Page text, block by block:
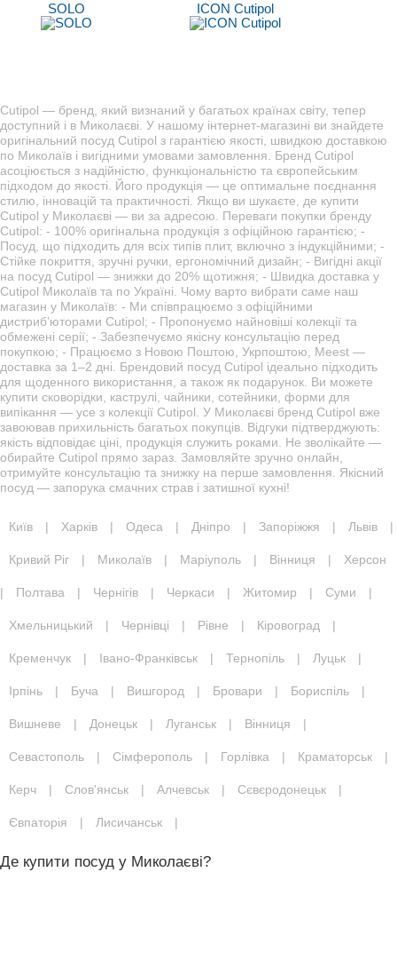
SOLO ICON Cutipol
Cutipol — бренд, який визнаний у багатьох країнах світу, тепер
доступний і в Миколаєві. У нашому інтернет-магазині ви знайдете
оригінальний посуд Cutipol з гарантією якості, швидкою доставкою
по Миколаїв і вигідними умовами замовлення. Бренд Cutipol
асоціюється з надійністю, функціональністю та європейським
підходом до якості. Його продукція — це оптимальне поєднання
стилю, інновацій та практичності. Якщо ви шукаєте, де купити
Cutipol у Миколаєві — ви за адресою. Переваги покупки бренду
Cutipol: - 100% оригінальна продукція з офіційною гарантією; -
Посуд, що підходить для всіх типів плит, включно з індукційними; -
Стійке покриття, зручні ручки, ергономічний дизайн; - Вигідні акції
на посуд Cutipol — знижки до 20% щотижня; - Швидка доставка у
Cutipol Миколаїв та по Україні. Чому варто вибрати саме наш
магазин у Миколаїв: - Ми співпрацюємо з офіційними
дистриб’юторами Cutipol; - Пропонуємо найновіші колекції та
обмежені серії; - Забезпечуємо якісну консультацію перед
покупкою; - Працюємо з Новою Поштою, Укрпоштою, Meest —
доставка за 1–2 дні. Брендовий посуд Cutipol ідеально підходить
для щоденного використання, а також як подарунок. Ви можете
купити сковорідки, каструлі, чайники, сотейники, форми для
випікання — усе з колекції Cutipol. У Миколаєві бренд Cutipol вже
завоював прихильність багатьох покупців. Відгуки підтверджують:
якість відповідає ціні, продукція служить роками. Не зволікайте —
обирайте Cutipol прямо зараз. Замовляйте зручно онлайн,
отримуйте консультацію та знижку на перше замовлення. Якісний
посуд — запорука смачних страв і затишної кухні!
Київ | Харків | Одеса | Дніпро | Запоріжжя | Львів |
Кривий Ріг | Миколаїв | Маріуполь | Вінниця | Херсон
| Полтава | Чернігів | Черкаси | Житомир | Суми |
Хмельницький | Чернівці | Рівне | Кіровоград |
Кременчук | Івано-Франківськ | Тернопіль | Луцьк |
Ірпінь | Буча | Вишгород | Бровари | Бориспіль |
Вишневе | Донецьк | Луганськ | Вінниця |
Севастополь | Сімферополь | Горлівка | Краматорськ |
Керч | Слов'янськ | Алчевськ | Сєвєродонецьк |
Євпаторія | Лисичанськ |
Де купити посуд у Миколаєві?